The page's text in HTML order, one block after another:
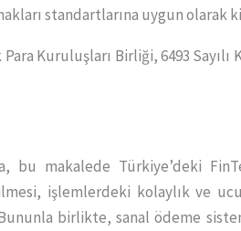
standartlarına uygun
Kuruluşları Birliği, 6493
bu makalede Türkiye’deki
işlemlerdeki kolaylık ve
birlikte, sanal ödeme